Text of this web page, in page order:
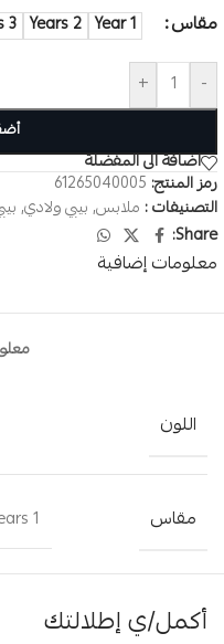
مقاس
1 Year
2 Years
3 Years
-
+
اضافة الى المفضلة
رمز المنتج: 61265040005
التصنيفات : ملابس, بيبي ولادي,
Share:
معلومات إضافية
اللون
مقاس 1 Year
أكمل/ي إطلالتك